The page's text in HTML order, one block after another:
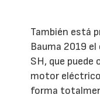
También está
Bauma 2019
SH, que puede
motor
forma